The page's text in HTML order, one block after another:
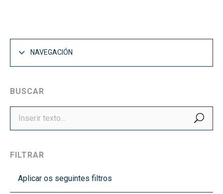
NAVEGACIÓN
BUSCAR
FILTRAR
Aplicar os seguintes filtros